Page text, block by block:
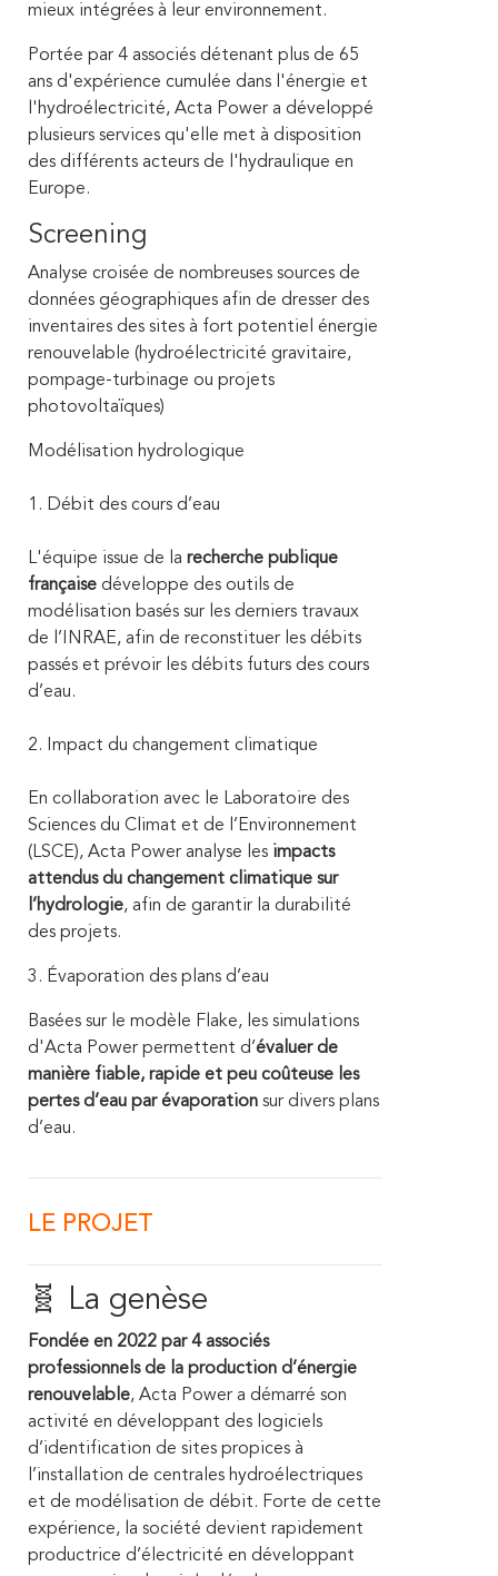
mieux intégrées à leur environnement.
Portée par 4 associés détenant plus de 65
ans d'expérience cumulée dans l'énergie et
l'hydroélectricité, Acta Power a développé
plusieurs services qu'elle met à disposition
des différents acteurs de l'hydraulique en
Europe.
Screening
Analyse croisée de nombreuses sources de
données géographiques afin de dresser des
inventaires des sites à fort potentiel énergie
renouvelable (hydroélectricité gravitaire,
pompage-turbinage ou projets
photovoltaïques)
Modélisation hydrologique
1. Débit des cours d’eau
L'équipe issue de la recherche publique
française développe des outils de
modélisation basés sur les derniers travaux
de l’INRAE, afin de reconstituer les débits
passés et prévoir les débits futurs des cours
d’eau.
2. Impact du changement climatique
En collaboration avec le Laboratoire des
Sciences du Climat et de l’Environnement
(LSCE), Acta Power analyse les impacts
attendus du changement climatique sur
l’hydrologie, afin de garantir la durabilité
des projets.
3. Évaporation des plans d’eau
Basées sur le modèle Flake, les simulations
d'Acta Power permettent d’évaluer de
manière fiable, rapide et peu coûteuse les
pertes d’eau par évaporation sur divers plans
d’eau.
LE PROJET
🧬 La genèse
Fondée en 2022 par 4 associés
professionnels de la production d’énergie
renouvelable, Acta Power a démarré son
activité en développant des logiciels
d’identification de sites propices à
l’installation de centrales hydroélectriques
et de modélisation de débit. Forte de cette
expérience, la société devient rapidement
productrice d’électricité en développant